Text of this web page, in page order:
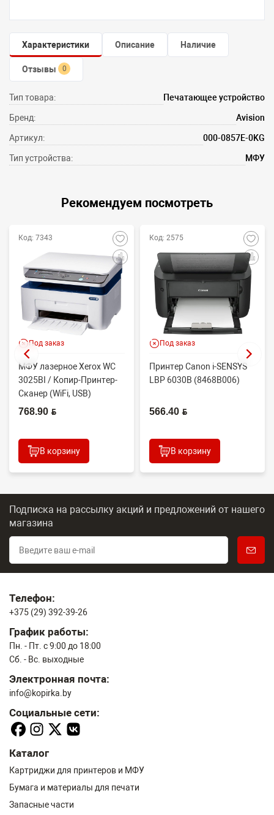
Характеристики Описание Наличие
Отзывы 0
Тип товара: Печатающее устройство
Бренд: Avision
Артикул: 000-0857E-0KG
Тип устройства: МФУ
Рекомендуем посмотреть
Код: 7343
Под заказ
МФУ лазерное Xerox WC
3025BI / Копир-Принтер-
Сканер (WiFi, USB)
768.90 BYN
В корзину
Код: 2575
Под заказ
Принтер Canon i-SENSYS
LBP 6030B (8468B006)
566.40 BYN
В корзину
Подписка на рассылку акций и предложений от нашего
магазина
Телефон:
+375 (29) 392-39-26
График работы:
Пн. - Пт. с 9:00 до 18:00
Сб. - Вс. выходные
Электронная почта:
info@kopirka.by
Социальные сети:
Каталог
Картриджи для принтеров и МФУ
Бумага и материалы для печати
Запасные части